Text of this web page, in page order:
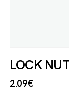
LOCK
2.09€